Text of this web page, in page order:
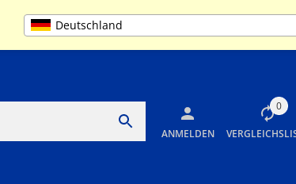
Deutschland
MO-FR 9:00 bis 13:00 und 14:00 bis 17:30 Uhr
ANMELDEN
0